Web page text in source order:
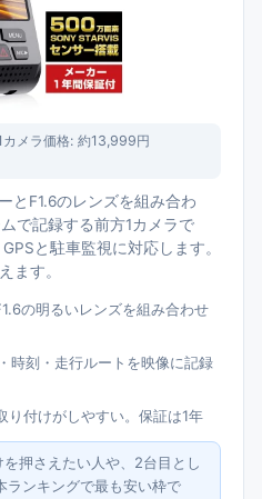
メラ価格: 約13,999円
とF1.6のレンズを組み合わ
で記録する前方1カメラで
と駐車監視に対応します。
ます。
の明るいレンズを組み合わせ
時刻・走行ルートを映像に記録
り付けがしやすい。保証は1年
を押さえたい人や、2台目とし
ランキングで最も安い枠で